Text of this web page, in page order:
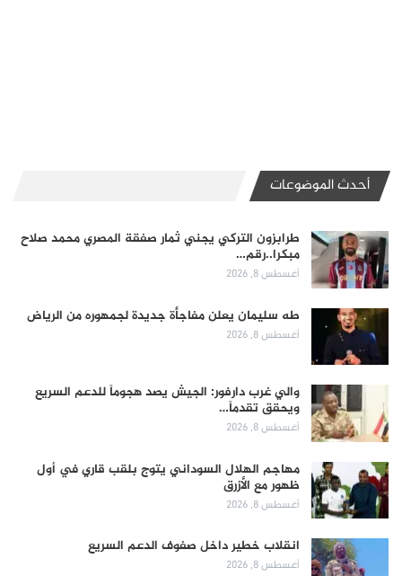
أحدث الموضوعات
طرابزون التركي يجني ثمار صفقة المصري محمد صلاح
مبكرا..رقم…
أغسطس 8, 2026
طه سليمان يعلن مفاجأة جديدة لجمهوره من الرياض
أغسطس 8, 2026
والي غرب دارفور: الجيش يصد هجوماً للدعم السريع
ويحقق تقدماً…
أغسطس 8, 2026
مهاجم الهلال السوداني يتوج بلقب قاري في أول
ظهور مع الأزرق
أغسطس 8, 2026
انقلاب خطير داخل صفوف الدعم السريع
أغسطس 8, 2026